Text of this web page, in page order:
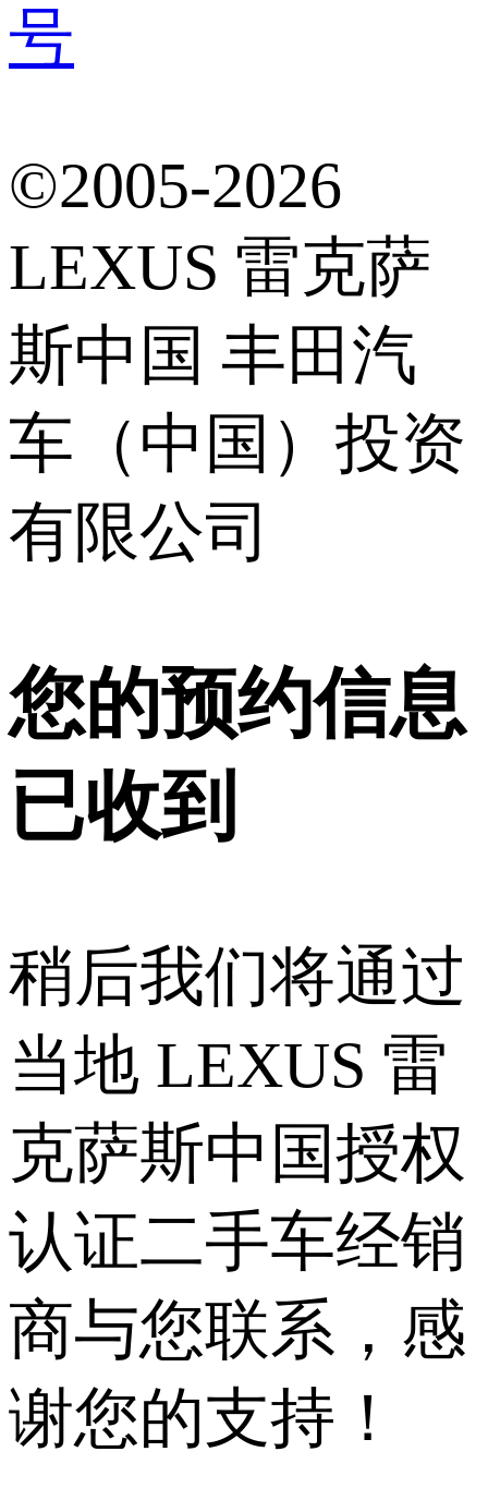
号
©2005-2026
LEXUS 雷克萨
斯中国 丰田汽
车（中国）投资
有限公司
您的预约信息
已收到
稍后我们将通过
当地 LEXUS 雷
克萨斯中国授权
认证二手车经销
商与您联系，感
谢您的支持！